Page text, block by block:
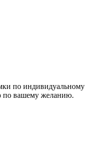
по индивидуальному
по вашему желанию.